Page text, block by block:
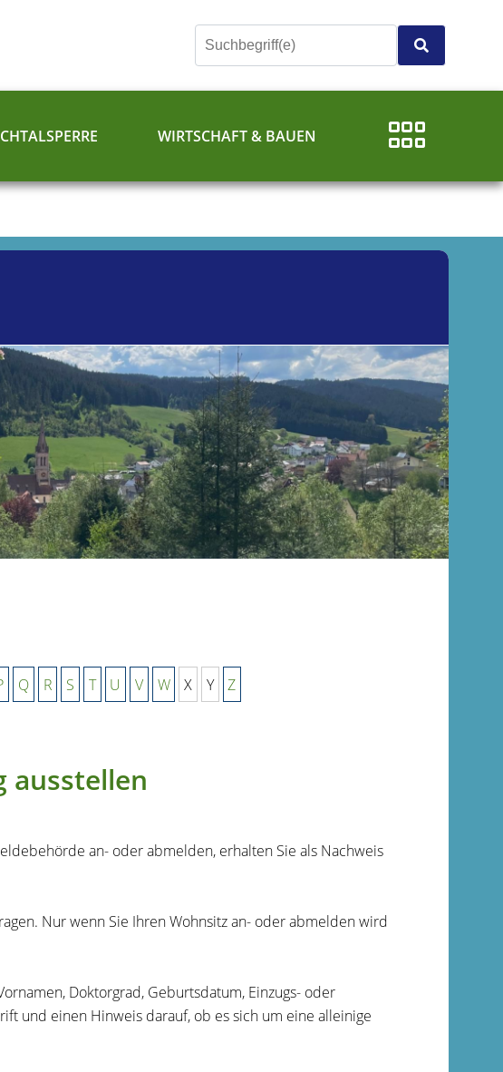
WIRTSCHAFT & BAUEN
Q R S T U V W X Y Z
ausstellen
an- oder abmelden, erhalten Sie als Nachweis
Nur wenn Sie Ihren Wohnsitz an- oder abmelden wird
Doktorgrad, Geburtsdatum, Einzugs- oder
und einen Hinweis darauf, ob es sich um eine alleinige